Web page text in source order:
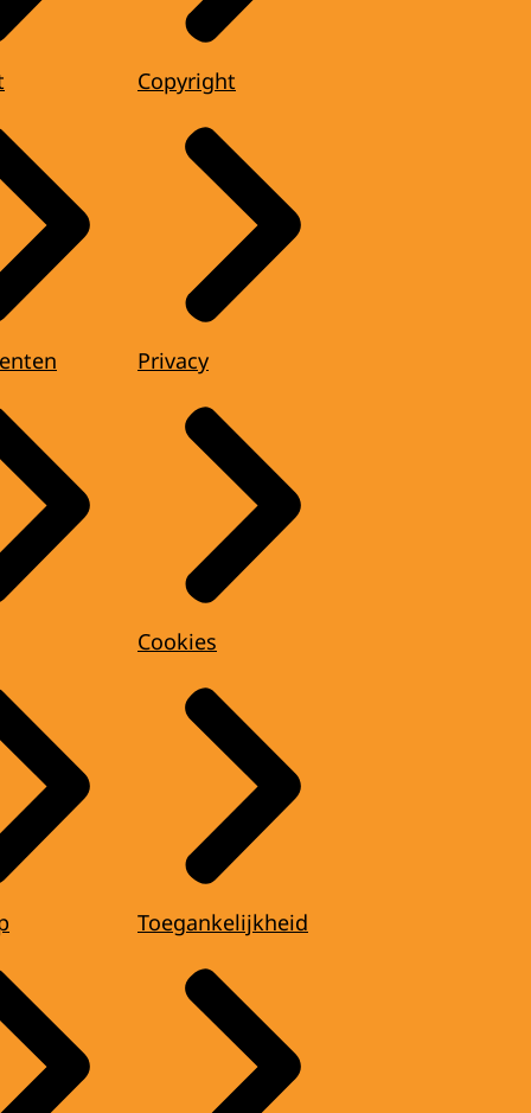
Copyright
Privacy
Cookies
Toegankelijkheid